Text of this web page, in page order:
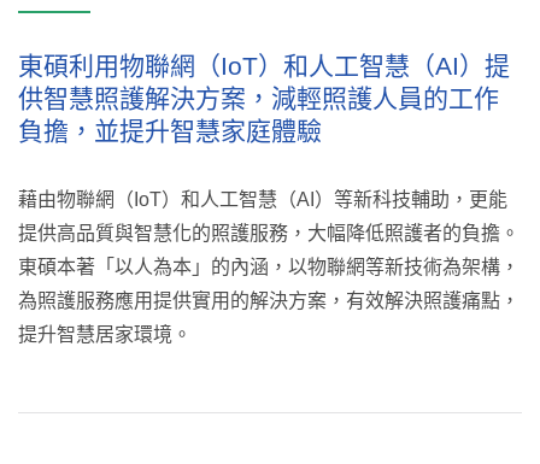
東碩利用物聯網（IoT）和人工智慧（AI）提
供智慧照護解決方案，減輕照護人員的工作
負擔，並提升智慧家庭體驗
藉由物聯網（IoT）和人工智慧（AI）等新科技輔助，更能
提供高品質與智慧化的照護服務，大幅降低照護者的負擔。
東碩本著「以人為本」的內涵，以物聯網等新技術為架構，
為照護服務應用提供實用的解決方案，有效解決照護痛點，
提升智慧居家環境。